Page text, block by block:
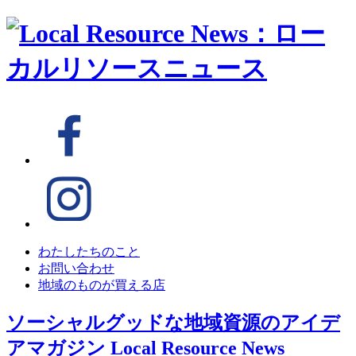
わたしたちのこと
お問い合わせ
地域のものが買える店
ソーシャルグッドな地域資源のアイデ
アマガジン Local Resource News